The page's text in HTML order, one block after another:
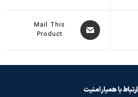
Mail This
Product
ارتباط با همیار امنیت